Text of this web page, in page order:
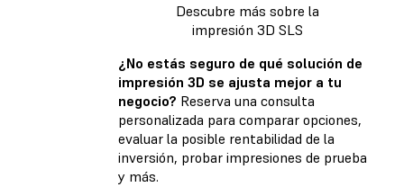
Descubre más sobre la
impresión 3D SLS
¿No estás seguro de qué solución de
impresión 3D se ajusta mejor a tu
negocio? Reserva una consulta
personalizada para comparar opciones,
evaluar la posible rentabilidad de la
inversión, probar impresiones de prueba
y más.